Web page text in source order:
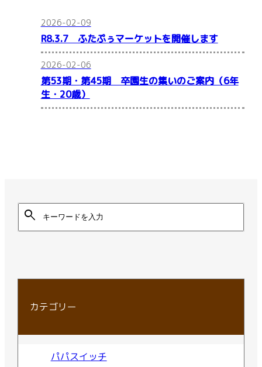
2026-02-09
R8.3.7 ふたぷぅマーケットを開催します
2026-02-06
第53期・第45期 卒園生の集いのご案内（6年
生・20歳）
search
カテゴリー
パパスイッチ